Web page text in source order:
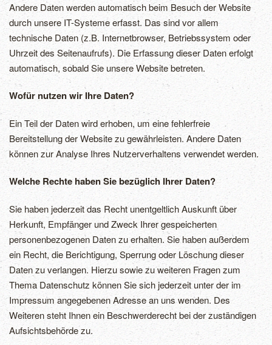
Andere Daten werden automatisch beim Besuch der Website
durch unsere IT-Systeme erfasst. Das sind vor allem
technische Daten (z.B. Internetbrowser, Betriebssystem oder
Uhrzeit des Seitenaufrufs). Die Erfassung dieser Daten erfolgt
automatisch, sobald Sie unsere Website betreten.
Wofür nutzen wir Ihre Daten?
Ein Teil der Daten wird erhoben, um eine fehlerfreie
Bereitstellung der Website zu gewährleisten. Andere Daten
können zur Analyse Ihres Nutzerverhaltens verwendet werden.
Welche Rechte haben Sie bezüglich Ihrer Daten?
Sie haben jederzeit das Recht unentgeltlich Auskunft über
Herkunft, Empfänger und Zweck Ihrer gespeicherten
personenbezogenen Daten zu erhalten. Sie haben außerdem
ein Recht, die Berichtigung, Sperrung oder Löschung dieser
Daten zu verlangen. Hierzu sowie zu weiteren Fragen zum
Thema Datenschutz können Sie sich jederzeit unter der im
Impressum angegebenen Adresse an uns wenden. Des
Weiteren steht Ihnen ein Beschwerderecht bei der zuständigen
Aufsichtsbehörde zu.